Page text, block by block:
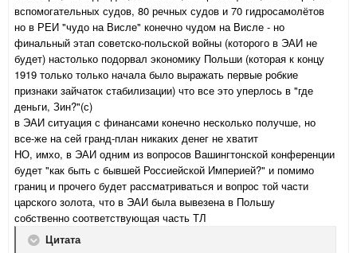
вспомогательных судов, 80 речных судов и 70 гидросамолётов
но в РЕИ "чудо на Висле" конечно чудом на Висле - но
финальный этап советско-польской войны (которого в ЭАИ не
будет) настолько подорвал экономику Польши (которая к концу
1919 только только начала было выражать первые робкие
признаки зайчаток стабилизации) что все это уперлось в "где
деньги, Зин?"(с)
в ЭАИ ситуация с финансами конечно несколько получше, но
все-же на сей гранд-план никаких денег не хватит
НО, имхо, в ЭАИ одним из вопросов Вашингтонской конференции
будет "как быть с бывшей Россиейской Империей?" и помимо
границ и прочего будет рассматриваться и вопрос той части
царского золота, что в ЭАИ была вывезена в Польшу
собственно соответствующая часть ТЛ
Цитата